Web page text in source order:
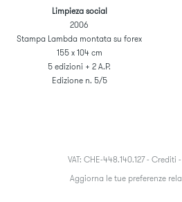
Limpieza social
2006
Stampa Lambda montata su forex
155 x 104 cm
5 edizioni + 2 A.P.
Edizione n. 5/5
VAT: CHE-448.140.127 - Crediti -
Aggiorna le tue preferenze